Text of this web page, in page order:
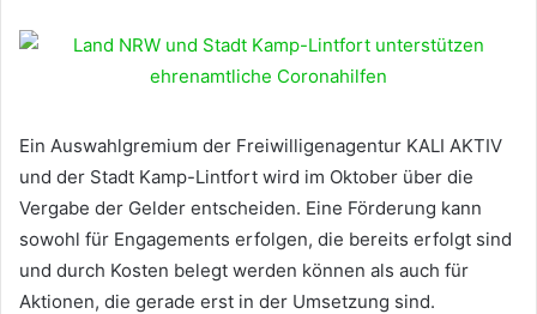
Ein Auswahlgremium der Freiwilligenagentur KALI AKTIV
und der Stadt Kamp-Lintfort wird im Oktober über die
Vergabe der Gelder entscheiden. Eine Förderung kann
sowohl für Engagements erfolgen, die bereits erfolgt sind
und durch Kosten belegt werden können als auch für
Aktionen, die gerade erst in der Umsetzung sind.